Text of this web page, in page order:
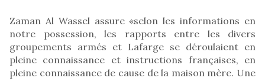
Zaman Al Wassel assure «selon les informations en
notre possession, les rapports entre les divers
groupements armés et Lafarge se déroulaient en
pleine connaissance et instructions françaises, en
pleine connaissance de cause de la maison mère. Une